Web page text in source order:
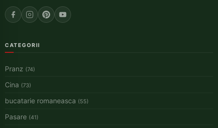
CATEGORII
Pranz (74)
Cina (73)
bucatarie romaneasca (55)
Pasare (41)